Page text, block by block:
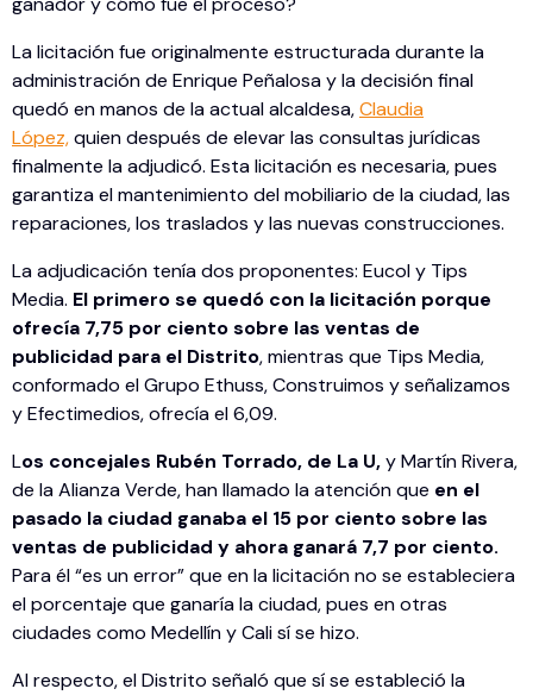
La licitación fue originalmente estructurada durante la
administración de Enrique Peñalosa y la decisión final
quedó en manos de la actual alcaldesa,Claudia
López,quien después de elevar las consultas jurídicas
finalmente la adjudicó. Esta licitación es necesaria, pues
garantiza el mantenimiento del mobiliario de la ciudad, las
reparaciones, los traslados y las nuevas construcciones.
La adjudicación tenía dos proponentes: Eucol y Tips
Media. El primero se quedó con la licitación porque
ofrecía 7,75 por ciento sobre las ventas de
publicidad para el Distrito, mientras que Tips Media,
conformado el Grupo Ethuss, Construimos y señalizamos
y Efectimedios, ofrecía el 6,09.
Los concejales Rubén Torrado, de La U,y Martín Rivera,
de la Alianza Verde, han llamado la atención que en el
pasado la ciudad ganaba el 15 por ciento sobre las
ventas de publicidad y ahora ganará 7,7 por ciento.
Para él “es un error” que en la licitación no se estableciera
el porcentaje que ganaría la ciudad, pues en otras
ciudades como Medellín y Cali sí se hizo.
Al respecto, el Distrito señaló que sí se estableció la